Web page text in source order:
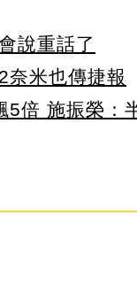
說重話了
奈米也傳捷報
倍 施振榮：